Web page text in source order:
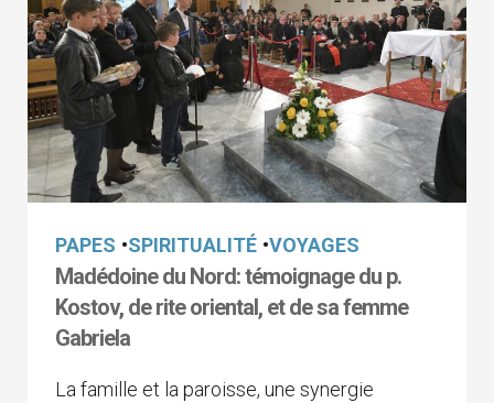
PAPES •SPIRITUALITÉ •VOYAGES
Madédoine du Nord: témoignage du p.
Kostov, de rite oriental, et de sa femme
Gabriela
La famille et la paroisse, une synergie